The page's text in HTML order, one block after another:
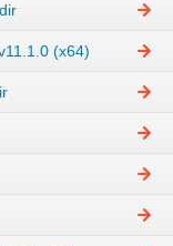
(x64)